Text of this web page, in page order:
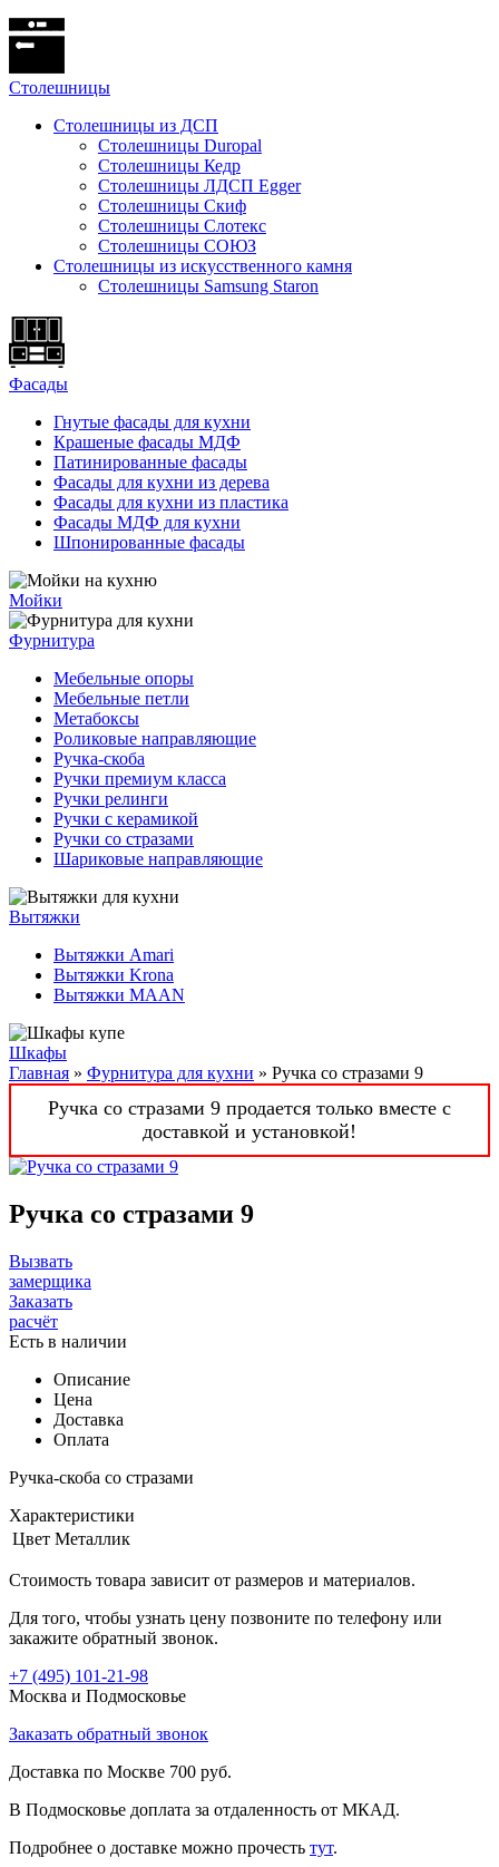
Cтолешницы
Столешницы из ДСП
Столешницы Duropal
Столешницы Кедр
Столешницы ЛДСП Egger
Столешницы Скиф
Столешницы Слотекс
Столешницы СОЮЗ
Столешницы из искусственного камня
Столешницы Samsung Staron
Фасады
Гнутые фасады для кухни
Крашеные фасады МДФ
Патинированные фасады
Фасады для кухни из дерева
Фасады для кухни из пластика
Фасады МДФ для кухни
Шпонированные фасады
Мойки
Фурнитура
Мебельные опоры
Мебельные петли
Метабоксы
Роликовые направляющие
Ручка-скоба
Ручки премиум класса
Ручки релинги
Ручки с керамикой
Ручки со стразами
Шариковые направляющие
Вытяжки
Вытяжки Amari
Вытяжки Krona
Вытяжки MAAN
Шкафы
Главная » Фурнитура для кухни » Ручка со стразами 9
Ручка со стразами 9 продается только вместе с
доставкой и установкой!
Ручка со стразами 9
Вызвать
замерщика
Заказать
расчёт
Есть в наличии
Описание
Цена
Доставка
Оплата
Ручка-скоба со стразами
Характеристики
Цвет Металлик
Стоимость товара зависит от размеров и материалов.
Для того, чтобы узнать цену позвоните по телефону или
закажите обратный звонок.
+7 (495) 101-21-98
Москва и Подмосковье
Заказать обратный звонок
Доставка по Москве 700 руб.
В Подмосковье доплата за отдаленность от МКАД.
Подробнее о доставке можно прочеcть тут.